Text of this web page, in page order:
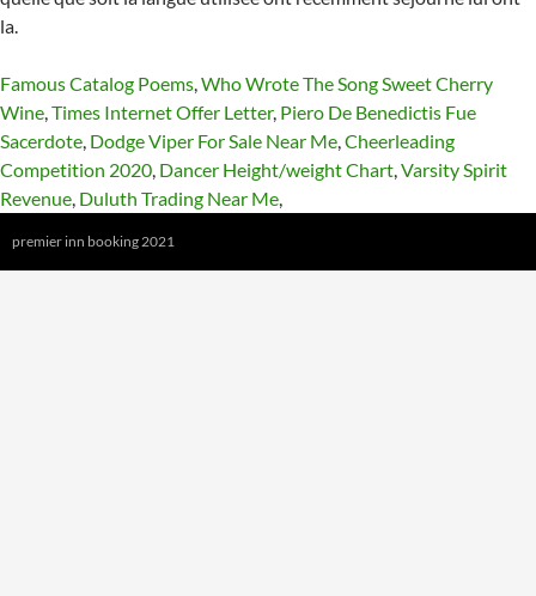
Famous Catalog Poems,Who Wrote The Song Sweet Cherry
Wine,Times Internet Offer Letter, Piero De Benedictis Fue
Sacerdote, Dodge Viper For Sale Near Me,Cheerleading
Competition 2020, Dancer Height/weight Chart,Varsity Spirit
Revenue, Duluth Trading Near Me,
premier inn booking 2021